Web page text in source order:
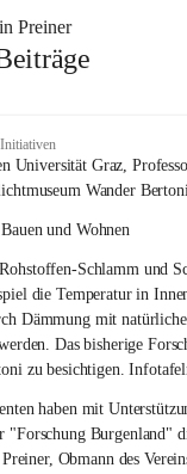
Preiner
Universität Graz,
Wander
und Wohnen
Schlamm und
die Temperatur in
Dämmung mit
Das bisherige
zu besichtigen.
haben mit
"Forschung Burgenland"
Obmann des